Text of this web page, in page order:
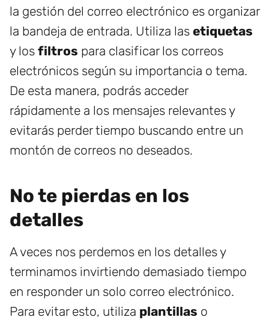
la gestión del correo electrónico es organizar
la bandeja de entrada. Utiliza las etiquetas
y los filtros para clasificar los correos
electrónicos según su importancia o tema.
De esta manera, podrás acceder
rápidamente a los mensajes relevantes y
evitarás perder tiempo buscando entre un
montón de correos no deseados.
No te pierdas en los
detalles
A veces nos perdemos en los detalles y
terminamos invirtiendo demasiado tiempo
en responder un solo correo electrónico.
Para evitar esto, utiliza plantillas o